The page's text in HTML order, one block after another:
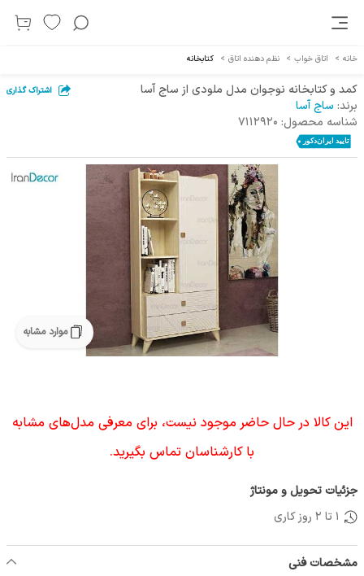
خانه > اتاق خواب > نظم دهنده اتاق > کتابخانه
کمد و کتابخانه نوجوان مدل ملودی از ساج آسا اشتراک گذاری
برند: ساج آسا
شناسه محصول: 7112920
موارد مشابه
این کالا در حال حاضر موجود نیست، برای معرفی مدل‌های مشابه
با کارشناسان تماس بگیرید.
جزئیات تحویل و مونتاژ
1 تا 2 روز کاری
مشخصات فنی